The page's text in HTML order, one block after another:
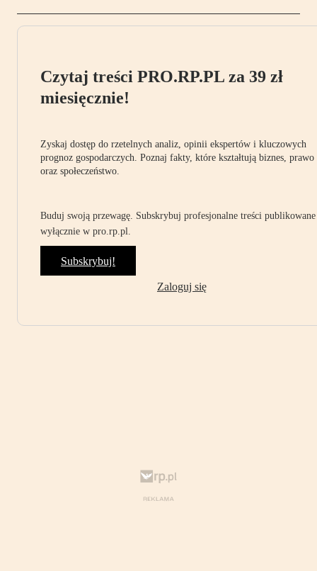
Czytaj treści PRO.RP.PL za 39 zł
miesięcznie!
Zyskaj dostęp do rzetelnych analiz, opinii ekspertów i kluczowych
prognoz gospodarczych. Poznaj fakty, które kształtują biznes, prawo
oraz społeczeństwo.
Buduj swoją przewagę. Subskrybuj profesjonalne treści publikowane
wyłącznie w pro.rp.pl.
Subskrybuj!
Zaloguj się